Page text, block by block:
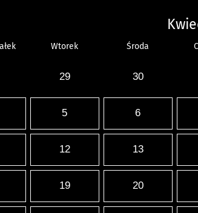
Wtorek Środa
29 30
5 6
12 13
19 20